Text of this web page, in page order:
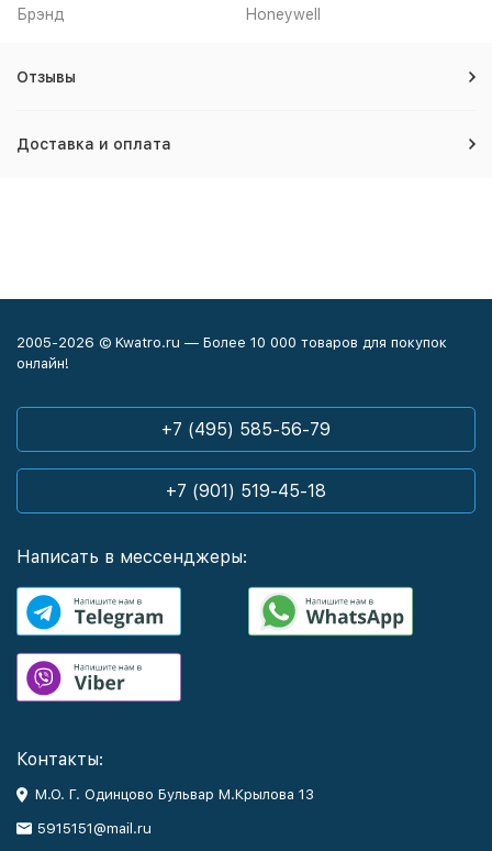
Брэнд Honeywell
Отзывы
Доставка и оплата
2005-2026 © Kwatro.ru — Более 10 000 товаров для покупок
онлайн!
+7 (495) 585-56-79
+7 (901) 519-45-18
Написать в мессенджеры:
Контакты:
М.О. Г. Одинцово Бульвар М.Крылова 13
5915151@mail.ru